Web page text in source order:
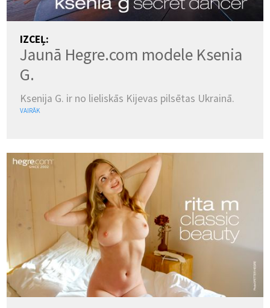
IZCEĻ:
Jaunā Hegre.com modele Ksenia
G.
Ksenija G. ir no lieliskās Kijevas pilsētas Ukrainā.
VAIRĀK